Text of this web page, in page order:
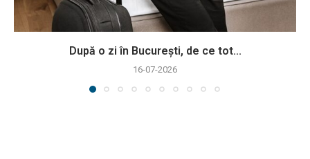
După o zi în București, de ce tot...
16-07-2026